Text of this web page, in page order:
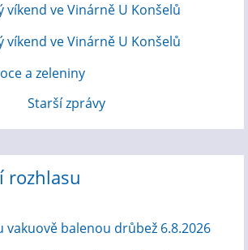
víkend ve Vinárně U Konšelů
víkend ve Vinárně U Konšelů
a zeleniny
Starší zprávy
rozhlasu
vakuově balenou drůbež 6.8.2026